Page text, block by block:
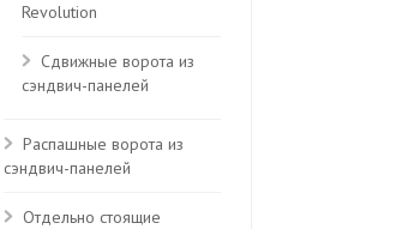
Revolution
Сдвижные ворота из
сэндвич-панелей
Распашные ворота из
сэндвич-панелей
Отдельно стоящие